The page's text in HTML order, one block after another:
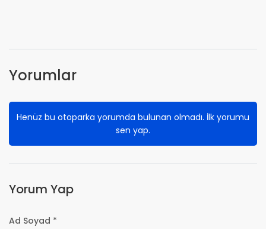
Yorumlar
Henüz bu otoparka yorumda bulunan olmadı. İlk yorumu
sen yap.
Yorum Yap
Ad Soyad *